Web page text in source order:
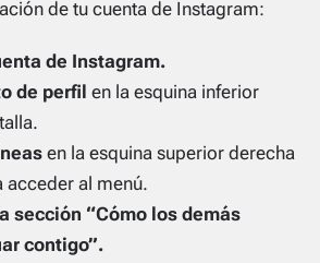
de tu cuenta de Instagram:
de Instagram.
de perfil en la esquina inferior
en la esquina superior derecha
acceder al menú.
sección “Cómo los demás
contigo”.